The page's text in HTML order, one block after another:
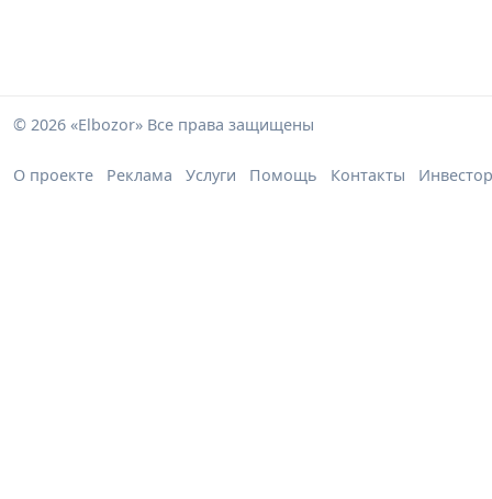
© 2026 «Elbozor» Все права защищены
О проекте Реклама Услуги Помощь Контакты